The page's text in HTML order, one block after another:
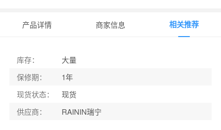
产品详情 商家信息 相关推荐
库存：
大量
保修期：
1年
现货状态：
现货
供应商： RAININ瑞宁